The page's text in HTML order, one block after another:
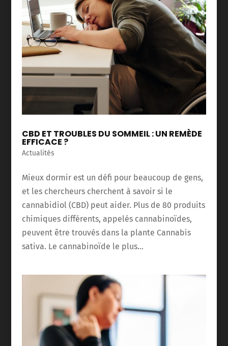
CBD ET TROUBLES DU SOMMEIL : UN REMÈDE
EFFICACE ?
Actualités
Mieux dormir est un défi pour beaucoup de gens,
et les chercheurs cherchent à savoir si le
cannabidiol (CBD) peut aider. Plus de 80 produits
chimiques différents, appelés cannabinoïdes,
peuvent être trouvés dans la plante Cannabis
sativa. Le cannabinoïde le plus...